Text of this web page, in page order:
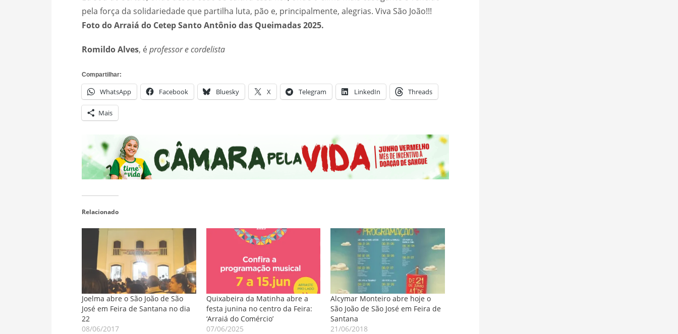
pela força da solidariedade que partilha luta, pão e, principalmente, alegrias. Viva São João!!!
Foto do Arraiá do Cetep Santo Antônio das Queimadas 2025.
Romildo Alves, éprofessor e cordelista
Compartilhar:
WhatsApp Facebook Bluesky X Telegram LinkedIn Threads
Mais
Relacionado
Joelma abre o São João de São
José em Feira de Santana no dia
22
08/06/2017
Quixabeira da Matinha abre a
festa junina no centro da Feira:
‘Arraiá do Comércio’
07/06/2025
Alcymar Monteiro abre hoje o
São João de São José em Feira de
Santana
21/06/2018